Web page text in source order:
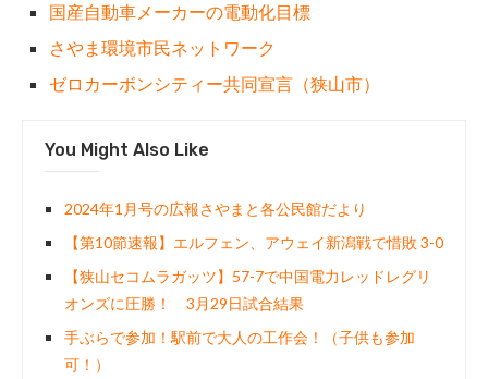
国産自動車メーカーの電動化目標
さやま環境市民ネットワーク
ゼロカーボンシティー共同宣言（狭山市）
You Might Also Like
2024年1月号の広報さやまと各公民館だより
【第10節速報】エルフェン、アウェイ新潟戦で惜敗 3-0
【狭山セコムラガッツ】57-7で中国電力レッドレグリ
オンズに圧勝！ 3月29日試合結果
手ぶらで参加！駅前で大人の工作会！（子供も参加
可！）